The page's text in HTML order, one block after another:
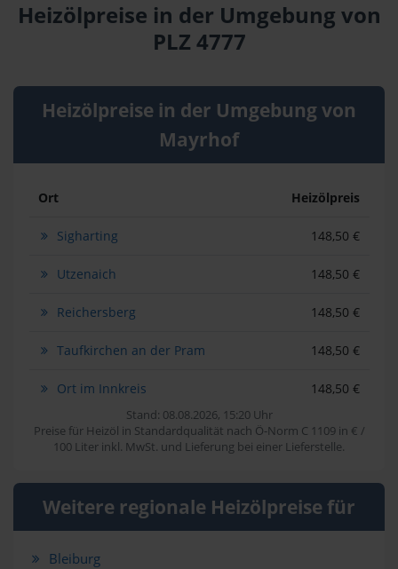
Heizölpreise in der Umgebung von
PLZ 4777
Heizölpreise in der Umgebung von
Mayrhof
Ort Heizölpreis
Sigharting 148,50 €
Utzenaich 148,50 €
Reichersberg 148,50 €
Taufkirchen an der Pram 148,50 €
Ort im Innkreis 148,50 €
Stand: 08.08.2026, 15:20 Uhr
Preise für Heizöl in Standardqualität nach Ö-Norm C 1109 in € /
100 Liter inkl. MwSt. und Lieferung bei einer Lieferstelle.
Weitere regionale Heizölpreise für
Bleiburg